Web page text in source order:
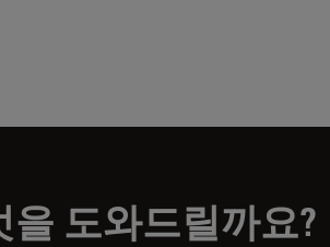
을 도와드릴까요?